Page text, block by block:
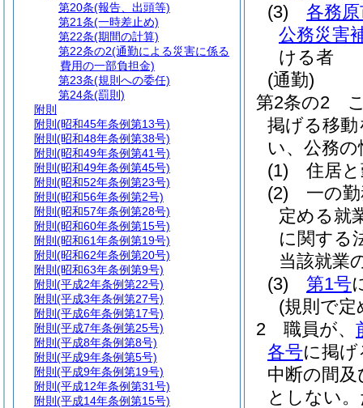
(3)
各務
公務災害
ける者
(通勤)
第2条の2
掲げる移
い、公務
(1)
住居
(2)
一の
定める就
に関する
当該就業
(3)
第1号
(規則で
2
職員が、
各号に掲
中断の間
としない。
第20条(報告、出頭等)
第21条(一時差止め)
第22条(期間の計算)
第22条の2(通勤による災害に係る
費用の一部負担金)
第23条(規則への委任)
第24条(罰則)
附則
附則 (昭和45年条例第13号)
附則 (昭和48年条例第38号)
附則 (昭和49年条例第41号)
附則 (昭和49年条例第45号)
附則 (昭和52年条例第23号)
附則 (昭和56年条例第2号)
附則 (昭和57年条例第28号)
附則 (昭和60年条例第15号)
附則 (昭和61年条例第19号)
附則 (昭和62年条例第20号)
附則 (昭和63年条例第9号)
附則 (平成2年条例第22号)
附則 (平成3年条例第27号)
附則 (平成6年条例第17号)
附則 (平成7年条例第25号)
附則 (平成8年条例第8号)
附則 (平成9年条例第5号)
附則 (平成9年条例第19号)
附則 (平成12年条例第31号)
附則 (平成14年条例第15号)